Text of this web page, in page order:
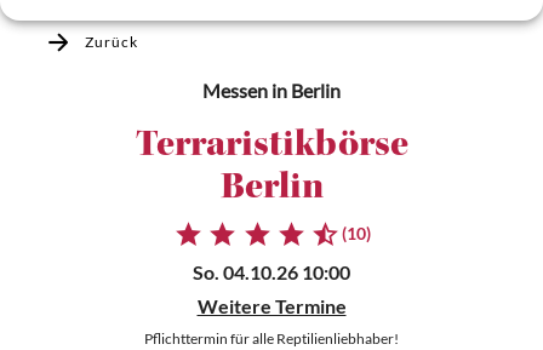
Zurück
Messen in Berlin
Terraristikbörse
Berlin
(10)
So. 04.10.26 10:00
Weitere Termine
Pflichttermin für alle Reptilienliebhaber!